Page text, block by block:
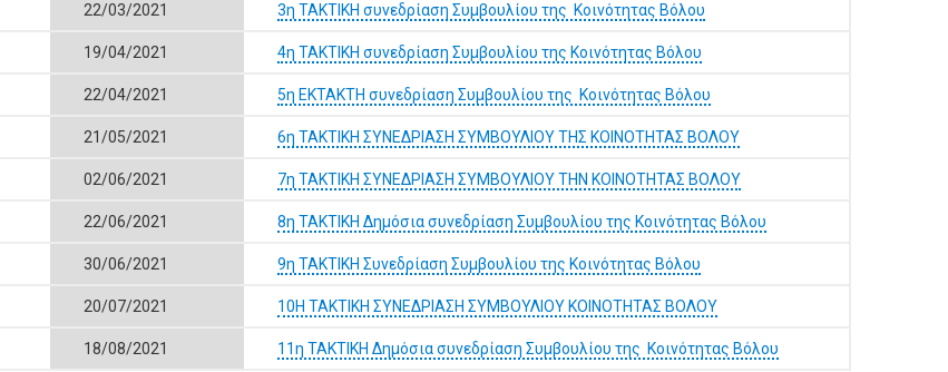
22/03/2021 3η ΤΑΚΤΙΚΗ συνεδρίαση Συμβουλίου της Κοινότητας Βόλου
19/04/2021 4η ΤΑΚΤΙΚΗ συνεδρίαση Συμβουλίου της Κοινότητας Βόλου
22/04/2021 5η ΕΚΤΑΚΤΗ συνεδρίαση Συμβουλίου της Κοινότητας Βόλου
21/05/2021 6η ΤΑΚΤΙΚΗ ΣΥΝΕΔΡΙΑΣΗ ΣΥΜΒΟΥΛΙΟΥ ΤΗΣ ΚΟΙΝΟΤΗΤΑΣ ΒΟΛΟΥ
02/06/2021 7η ΤΑΚΤΙΚΗ ΣΥΝΕΔΡΙΑΣΗ ΣΥΜΒΟΥΛΙΟΥ ΤΗΝ ΚΟΙΝΟΤΗΤΑΣ ΒΟΛΟΥ
22/06/2021 8η ΤΑΚΤΙΚΗ Δημόσια συνεδρίαση Συμβουλίου της Κοινότητας Βόλου
30/06/2021 9η ΤΑΚΤΙΚΗ Συνεδρίαση Συμβουλίου της Κοινότητας Βόλου
20/07/2021 10Η ΤΑΚΤΙΚΗ ΣΥΝΕΔΡΙΑΣΗ ΣΥΜΒΟΥΛΙΟΥ ΚΟΙΝΟΤΗΤΑΣ ΒΟΛΟΥ
18/08/2021 11η ΤΑΚΤΙΚΗ Δημόσια συνεδρίαση Συμβουλίου της Κοινότητας Βόλου